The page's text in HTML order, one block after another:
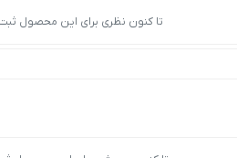
تا کنون نظری برای این محصول